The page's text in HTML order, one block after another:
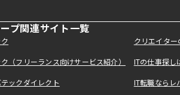
プ関連サイト一覧
クリエイタ
（フリーランス向けサービス紹介） ITの仕事探
ックダイレクト IT転職なら